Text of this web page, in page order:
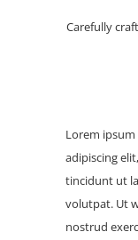
Carefully
Lorem
adipiscing
tincidunt ut
volutpat. Ut
nostrud